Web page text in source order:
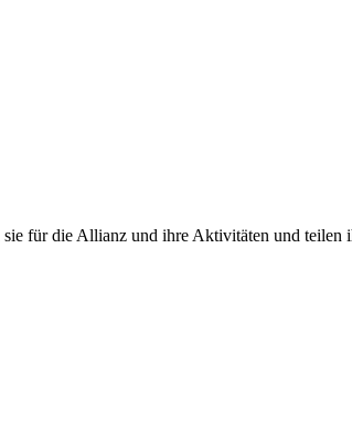
für die Allianz und ihre Aktivitäten und teilen